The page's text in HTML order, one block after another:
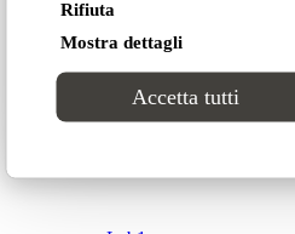
Rifiuta
Mostra dettagli
Accetta tutti
Sweet dreams